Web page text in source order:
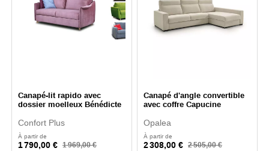
Canapé-lit rapido avec
dossier moelleux Bénédicte
Confort Plus
À partir de
1 790,00 € 1 969,00 €
Canapé d'angle convertible
avec coffre Capucine
Opalea
À partir de
2 308,00 € 2 505,00 €